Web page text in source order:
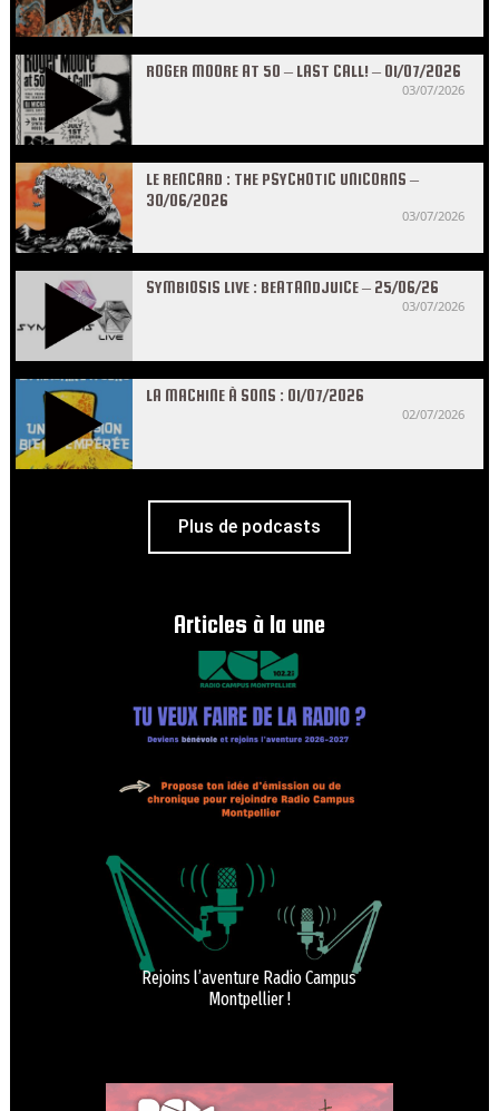
ROGER MOORE AT 50 – LAST CALL! – 01/07/2026
03/07/2026
LE RENCARD : THE PSYCHOTIC UNICORNS –
30/06/2026
03/07/2026
SYMBIOSIS LIVE : BEATANDJUICE – 25/06/26
03/07/2026
LA MACHINE À SONS : 01/07/2026
02/07/2026
Plus de podcasts
Articles à la une
Rejoins l’aventure Radio Campus
Montpellier !